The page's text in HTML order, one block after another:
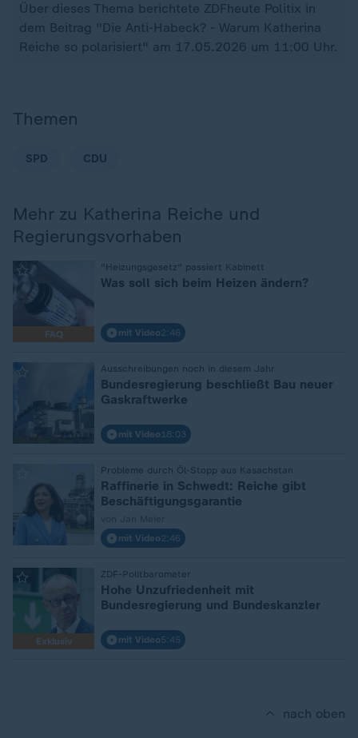
Über dieses Thema berichtete ZDFheute Politix in
dem Beitrag "Die Anti-Habeck? - Warum Katherina
Reiche so polarisiert" am 17.05.2026 um 11:00 Uhr.
Themen
SPD CDU
Mehr zu Katherina Reiche und
Regierungsvorhaben
FAQ
"Heizungsgesetz" passiert Kabinett
Was soll sich beim Heizen ändern?
mit Video2:46
Ausschreibungen noch in diesem Jahr
:
Bundesregierung beschließt Bau neuer
Gaskraftwerke
mit Video 18:03
Probleme durch Öl-Stopp aus Kasachstan
Raffinerie in Schwedt: Reiche gibt
Beschäftigungsgarantie
mit Video2:46
Exklusiv
ZDF-Politbarometer
Hohe Unzufriedenheit mit
Bundesregierung und Bundeskanzler
mit Video5:45
nach oben